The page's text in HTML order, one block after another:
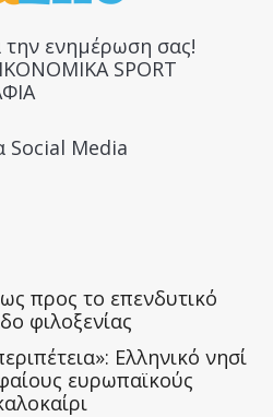
ενημέρωση σας!
SPORT
Social Media
προς το επενδυτικό
φιλοξενίας
Ελληνικό νησί
ευρωπαϊκούς